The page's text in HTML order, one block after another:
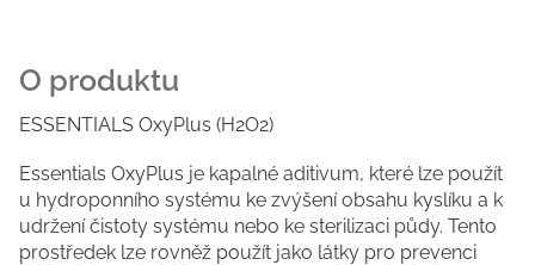
ESSENTIALS OxyPlus (H2O2)
Essentials OxyPlus je kapalné aditivum, které lze použít
u hydroponního systému ke zvýšení obsahu kyslíku a k
udržení čistoty systému nebo ke sterilizaci půdy. Tento
prostředek lze rovněž použít jako látky pro prevenci